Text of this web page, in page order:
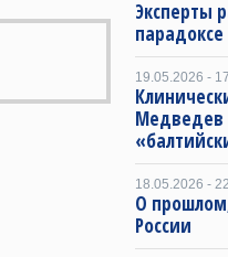
Эксперты
19.05.2026 -
Медведев
18.05.2026 -
О
России